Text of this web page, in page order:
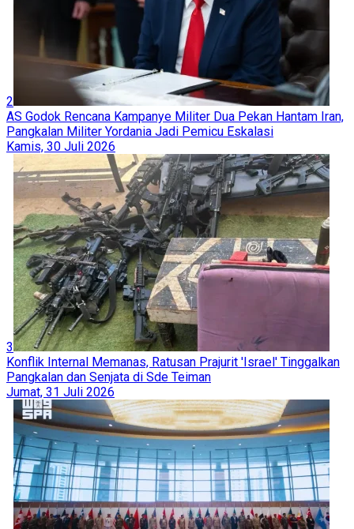
2
AS Godok Rencana Kampanye Militer Dua Pekan Hantam Iran,
Pangkalan Militer Yordania Jadi Pemicu Eskalasi
Kamis, 30 Juli 2026
3
Konflik Internal Memanas, Ratusan Prajurit 'Israel' Tinggalkan
Pangkalan dan Senjata di Sde Teiman
Jumat, 31 Juli 2026